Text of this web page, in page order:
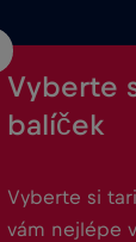
Vyberte
balíček
Vyberte si
vám nejlépe